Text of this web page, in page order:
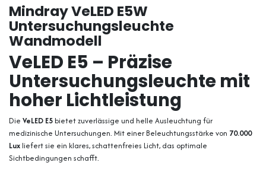
Mindray VeLED E5W
Untersuchungsleuchte
Wandmodell
VeLED E5 – Präzise
Untersuchungsleuchte mit
hoher Lichtleistung
Die VeLED E5bietet zuverlässige und helle Ausleuchtung für
medizinische Untersuchungen. Mit einer Beleuchtungsstärke von 70.000
Luxliefert sie ein klares, schattenfreies Licht, das optimale
Sichtbedingungen schafft.